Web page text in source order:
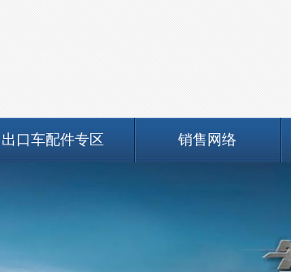
出口车配件专区 销售网络